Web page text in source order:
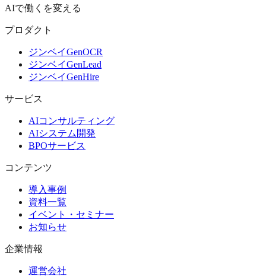
AIで働くを変える
プロダクト
ジンベイGenOCR
ジンベイGenLead
ジンベイGenHire
サービス
AIコンサルティング
AIシステム開発
BPOサービス
コンテンツ
導入事例
資料一覧
イベント・セミナー
お知らせ
企業情報
運営会社